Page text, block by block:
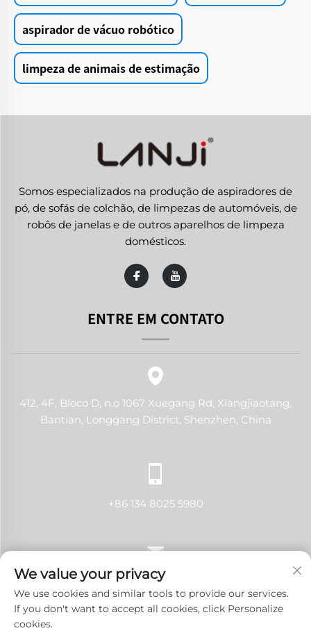
aspirador de vácuo robótico
limpeza de animais de estimação
Somos especializados na produção de aspiradores de
pó, de sofás de colchão, de limpezas de automóveis, de
robôs de janelas e de outros aparelhos de limpeza
domésticos.
ENTRE EM CONTATO
412, 4F, Bloco D, n.o 1067 Xuegang Rd, Xiangjiaotang,
Bantian, Longgang District, Shenzhen, China
+86 134 8025 5980
[email protected]
We value your privacy
We use cookies and similar tools to provide our services.
If you don't want to accept all cookies, click Personalize
cookies.